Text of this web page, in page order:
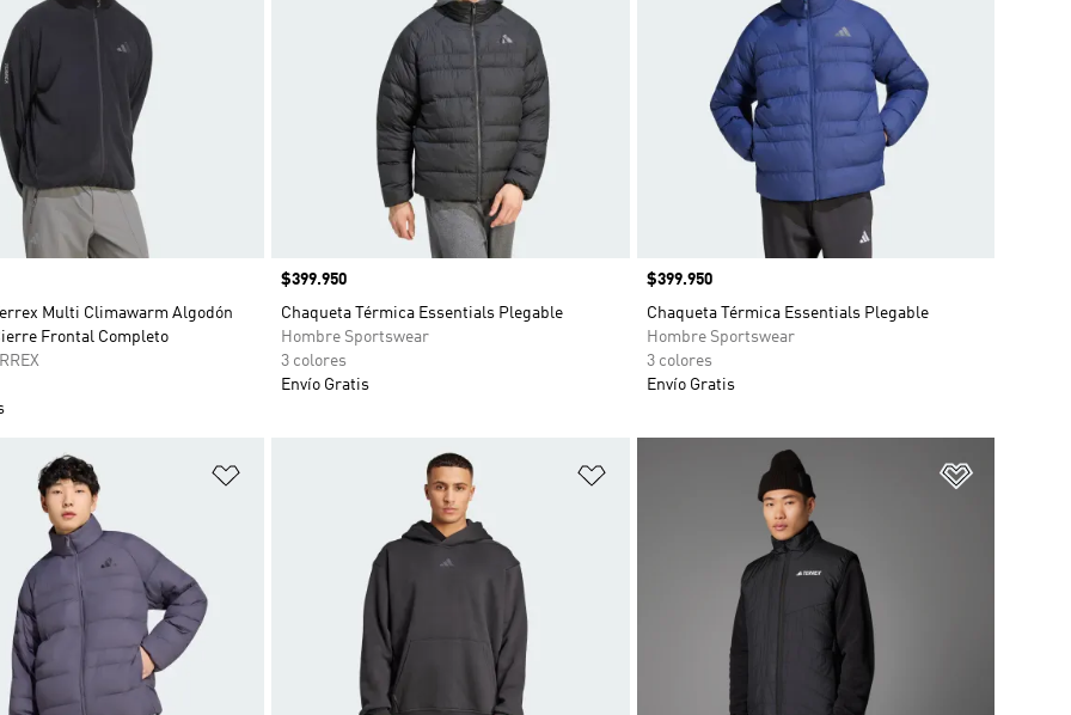
Multi Climawarm Algodón
Frontal Completo
Precio
$399.950
Chaqueta Térmica Essentials Plegable
Hombre Sportswear
3 colores
Envío Gratis
Precio
$399.950
Chaqueta Térmica Essentials Plegable
Hombre Sportswear
3 colores
Envío Gratis
de deseos Añadir a la lista de deseos Añadir a la lista de deseos